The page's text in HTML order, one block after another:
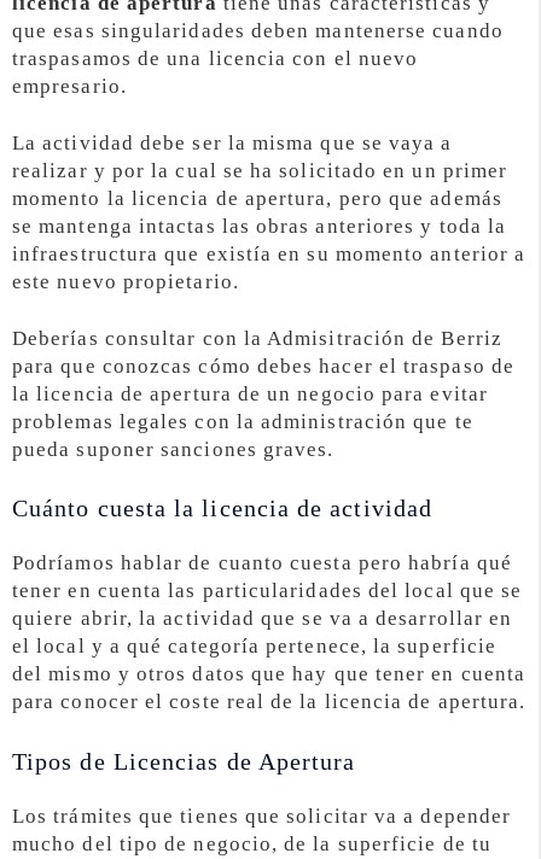
que esas singularidades deben mantenerse cuando
traspasamos de una licencia con el nuevo
empresario.
La actividad debe ser la misma que se vaya a
realizar y por la cual se ha solicitado en un primer
momento la licencia de apertura, pero que además
se mantenga intactas las obras anteriores y toda la
infraestructura que existía en su momento anterior a
este nuevo propietario.
Deberías consultar con la Admisitración de Berriz
para que conozcas cómo debes hacer el traspaso de
la licencia de apertura de un negocio para evitar
problemas legales con la administración que te
pueda suponer sanciones graves.
Cuánto cuesta la licencia de actividad
Podríamos hablar de cuanto cuesta pero habría qué
tener en cuenta las particularidades del local que se
quiere abrir, la actividad que se va a desarrollar en
el local y a qué categoría pertenece, la superficie
del mismo y otros datos que hay que tener en cuenta
para conocer el coste real de la licencia de apertura.
Tipos de Licencias de Apertura
Los trámites que tienes que solicitar va a depender
mucho del tipo de negocio, de la superficie de tu